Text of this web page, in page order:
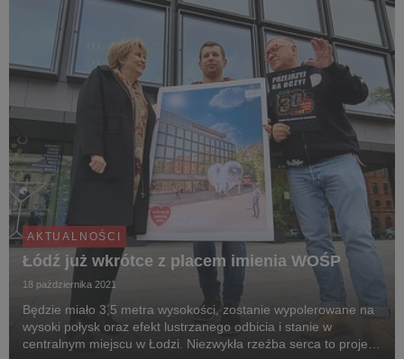
AKTUALNOŚCI
Łódź już wkrótce z placem imienia WOŚP
18 października 2021
Będzie miało 3,5 metra wysokości, zostanie wypolerowane na
wysoki połysk oraz efekt lustrzanego odbicia i stanie w
centralnym miejscu w Łodzi. Niezwykła rzeźba serca to projekt,